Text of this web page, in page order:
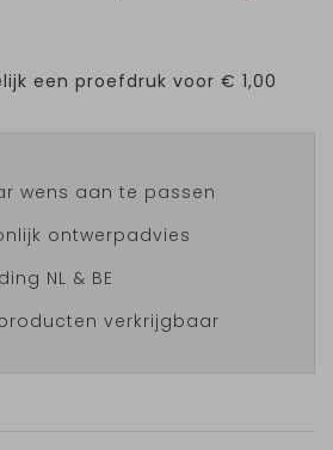
een proefdruk voor € 1,00
wens aan te passen
ontwerpadvies
NL & BE
verkrijgbaar